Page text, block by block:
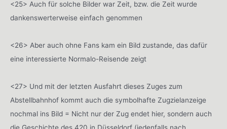
<25> Auch für solche Bilder war Zeit, bzw. die Zeit wurde
dankenswerterweise einfach genommen
<26> Aber auch ohne Fans kam ein Bild zustande, das dafür
eine interessierte Normalo-Reisende zeigt
<27> Und mit der letzten Ausfahrt dieses Zuges zum
Abstellbahnhof kommt auch die symbolhafte Zugzielanzeige
nochmal ins Bild = Nicht nur der Zug endet hier, sondern auch